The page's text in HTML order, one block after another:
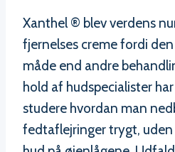
Xanthel ® blev verdens
fjernelses creme fordi
måde end andre
hold af hudspecialister
studere hvordan man
fedtaflejringer trygt, uden